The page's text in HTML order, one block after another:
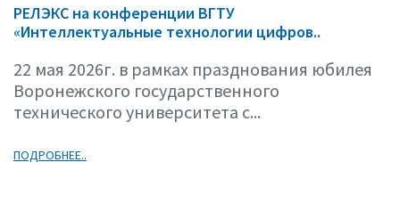
РЕЛЭКС на конференции ВГТУ
«Интеллектуальные технологии цифров..
22 мая 2026г. в рамках празднования юбилея
Воронежского государственного
технического университета с...
ПОДРОБНЕЕ..